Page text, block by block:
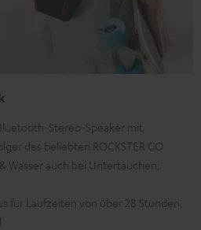
Stereo-Speaker mit
des beliebten ROCKSTER GO
Wasser auch bei Untertauchen;
für Laufzeiten von über 28 Stunden,